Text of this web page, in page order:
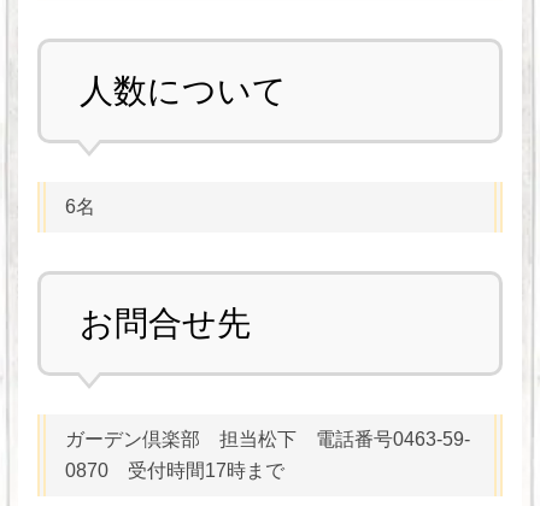
人数について
6名
お問合せ先
ガーデン倶楽部 担当松下 電話番号0463-59-
0870 受付時間17時まで